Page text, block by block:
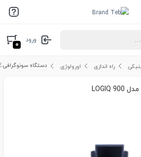
ورود
۰
راه اندازی اورولوژی دستگاه سونوگرافی GE مدل LOGIQ 900